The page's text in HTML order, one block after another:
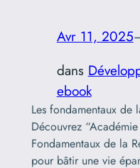
Avr 11, 2025
dans
ebook
Les fondamentaux de
Découvrez
Fondamentaux de la
pour bâtir une vie